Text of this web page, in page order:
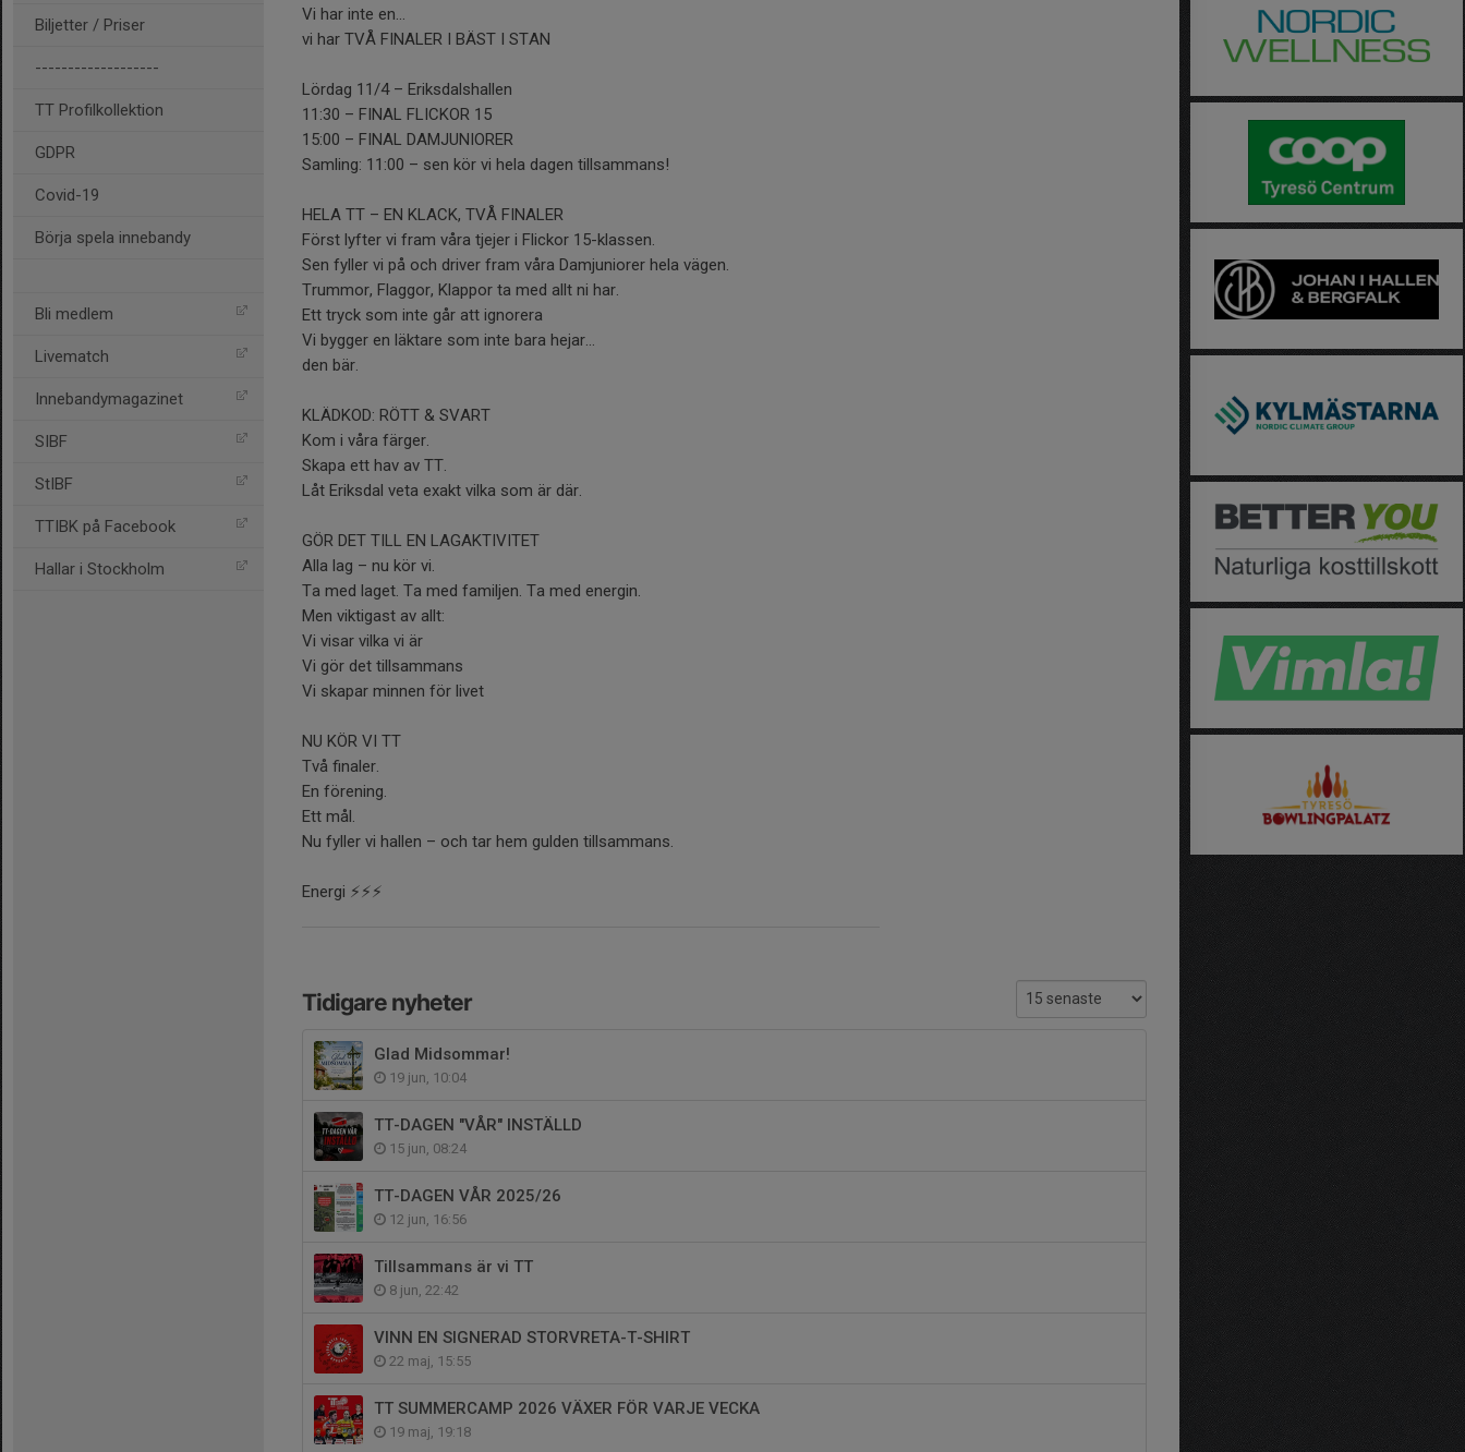
Biljetter / Priser
-------------------
TT Profilkollektion
GDPR
Covid-19
Börja spela innebandy
Bli medlem
Livematch
Innebandymagazinet
SIBF
StIBF
TTIBK på Facebook
Hallar i Stockholm
Vi har inte en…
vi har TVÅ FINALER I BÄST I STAN
Lördag 11/4 – Eriksdalshallen
11:30 – FINAL FLICKOR 15
15:00 – FINAL DAMJUNIORER
Samling: 11:00 – sen kör vi hela dagen tillsammans!
HELA TT – EN KLACK, TVÅ FINALER
Först lyfter vi fram våra tjejer i Flickor 15-klassen.
Sen fyller vi på och driver fram våra Damjuniorer hela vägen.
Trummor, Flaggor, Klappor ta med allt ni har.
Ett tryck som inte går att ignorera
Vi bygger en läktare som inte bara hejar…
den bär.
KLÄDKOD: RÖTT & SVART
Kom i våra färger.
Skapa ett hav av TT.
Låt Eriksdal veta exakt vilka som är där.
GÖR DET TILL EN LAGAKTIVITET
Alla lag – nu kör vi.
Ta med laget. Ta med familjen. Ta med energin.
Men viktigast av allt:
Vi visar vilka vi är
Vi gör det tillsammans
Vi skapar minnen för livet
NU KÖR VI TT
Två finaler.
En förening.
Ett mål.
Nu fyller vi hallen – och tar hem gulden tillsammans.
Energi ⚡⚡⚡
Tidigare nyheter
Glad Midsommar!
19 jun, 10:04
TT-DAGEN "VÅR" INSTÄLLD
15 jun, 08:24
TT-DAGEN VÅR 2025/26
12 jun, 16:56
Tillsammans är vi TT
8 jun, 22:42
VINN EN SIGNERAD STORVRETA-T-SHIRT
22 maj, 15:55
TT SUMMERCAMP 2026 VÄXER FÖR VARJE VECKA
19 maj, 19:18